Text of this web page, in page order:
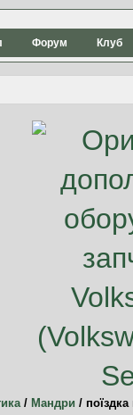
Форум Клуб
/ Мандри /